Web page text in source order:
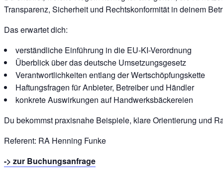
Transparenz, Sicherheit und Rechtskonformität in deinem
Das erwartet dich:
verständliche Einführung in die EU-KI-Verordnung
Überblick über das deutsche Umsetzungsgesetz
Verantwortlichkeiten entlang der Wertschöpfungskette
Haftungsfragen für Anbieter, Betreiber und Händler
konkrete Auswirkungen auf Handwerksbäckereien
Du bekommst praxisnahe Beispiele, klare Orientierung und
Referent: RA Henning Funke
-> zur Buchungsanfrage